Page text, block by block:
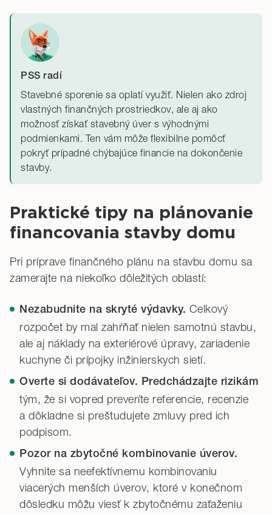
PSS radí
Stavebné sporenie sa oplatí využiť. Nielen ako zdroj
vlastných finančných prostriedkov, ale aj ako
možnosť získať stavebný úver s výhodnými
podmienkami. Ten vám môže flexibilne pomôcť
pokryť prípadné chýbajúce financie na dokončenie
stavby.
Praktické tipy na plánovanie
financovania stavby domu
Pri príprave finančného plánu na stavbu domu sa
zamerajte na niekoľko dôležitých oblastí:
Nezabudnite na skryté výdavky. Celkový
rozpočet by mal zahŕňať nielen samotnú stavbu,
ale aj náklady na exteriérové úpravy, zariadenie
kuchyne či prípojky inžinierskych sietí.
Overte si dodávateľov. Predchádzajte rizikám
tým, že si vopred preveríte referencie, recenzie
a dôkladne si preštudujete zmluvy pred ich
podpisom.
Pozor na zbytočné kombinovanie úverov.
Vyhnite sa neefektívnemu kombinovaniu
viacerých menších úverov, ktoré v konečnom
dôsledku môžu viesť k zbytočnému zaťaženiu